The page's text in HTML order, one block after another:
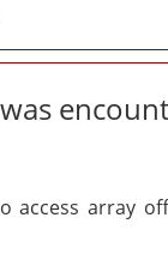
access array